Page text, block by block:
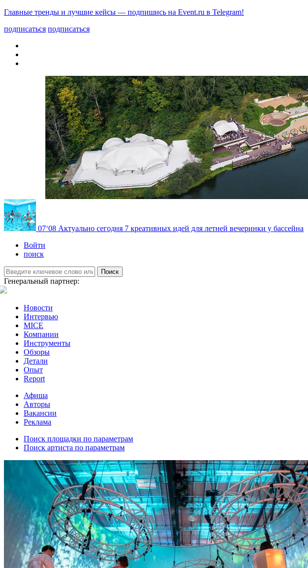
Главные тренды и лучшие кейсы — подпишись на Event.ru в Telegram!
подписаться подписаться
07‘08 Актуально сегодня 7 креативных идей для летней вечеринки у бассейна
Войти
поиск
Поиск
Генеральный партнер:
Новости
Интервью
MICE
Компании
Инструменты
Обзоры
Детали
Опыт
Report
Афиша
Авторы
Вакансии
Реклама
Поиск площадки по параметрам
Поиск артиста по параметрам